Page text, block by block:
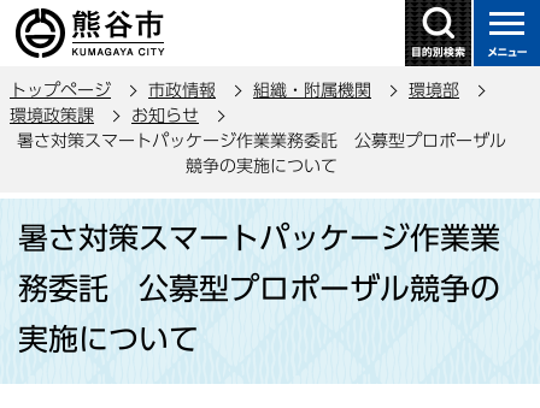
の
ー
先
トップページ 市政情報 組織・附属機関
環境部
環境政策課
お知らせ
暑さ対策スマートパッケージ作業業務委託 公募型プロポーザル
競争の実施について
暑さ対策スマートパッケージ作業業
務委託 公募型プロポーザル競争の
実施について